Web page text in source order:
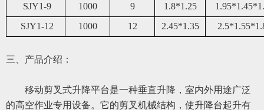
SJY1-9
1000 9 1.8*1.25
SJY1-12
1000 12 2.45*1.35
三、 产品介绍：
移动剪叉式升降平台是一种垂直升降，室内外用途广泛
的高空作业专用设备。它的剪叉机械结构，使升降台起升有